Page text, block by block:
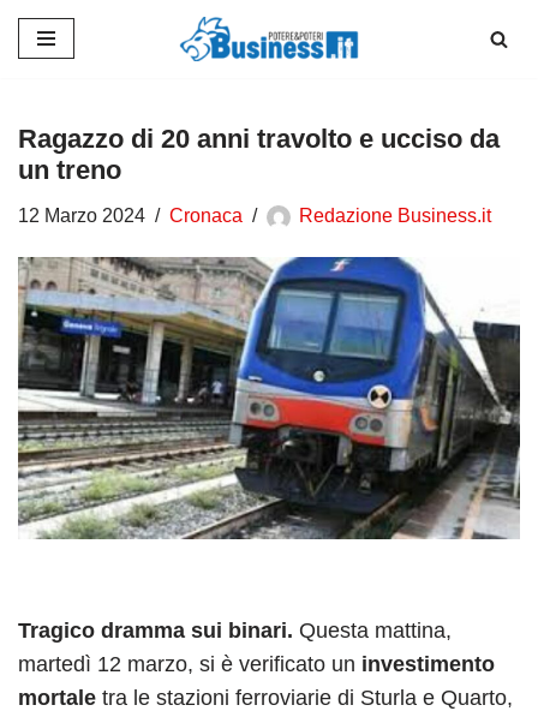
contenuto
Ragazzo di 20 anni travolto e ucciso da
un treno
12 Marzo 2024 Cronaca Redazione Business.it
Tragico dramma sui binari. Questa mattina,
martedì 12 marzo, si è verificato un investimento
mortale tra le stazioni ferroviarie di Sturla e Quarto,